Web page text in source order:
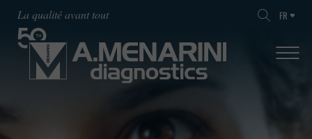
La qualité avant tout FR